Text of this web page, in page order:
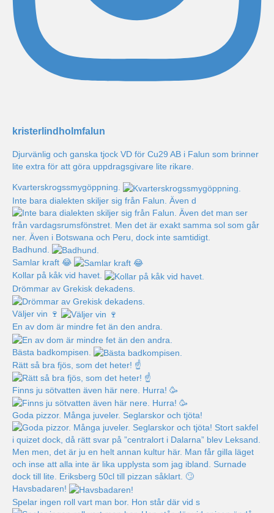
kristerlindholmfalun
Djurvänlig och ganska tjock VD för Cu29 AB i Falun som brinner
lite extra för att göra uppdragsgivare lite rikare.
Kvarterskrogssmygöppning.
Inte bara dialekten skiljer sig från Falun. Även d
Badhund.
Samlar kraft 😂
Kollar på kåk vid havet.
Drömmar av Grekisk dekadens.
Väljer vin 🍷
En av dom är mindre fet än den andra.
Bästa badkompisen.
Rätt så bra fjös, som det heter! ☝️
Finns ju sötvatten även här nere. Hurra! 🥳
Goda pizzor. Många juveler. Seglarskor och tjöta!
Havsbadaren!
Spelar ingen roll vart man bor. Hon står där vid s